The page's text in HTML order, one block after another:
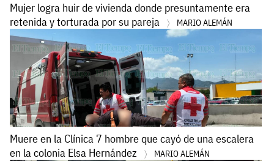
Mujer logra huir de vivienda donde presuntamente era
retenida y torturada por su pareja
MARIO ALEMÁN
Muere en la Clínica 7 hombre que cayó de una escalera
en la colonia Elsa Hernández
MARIO ALEMÁN